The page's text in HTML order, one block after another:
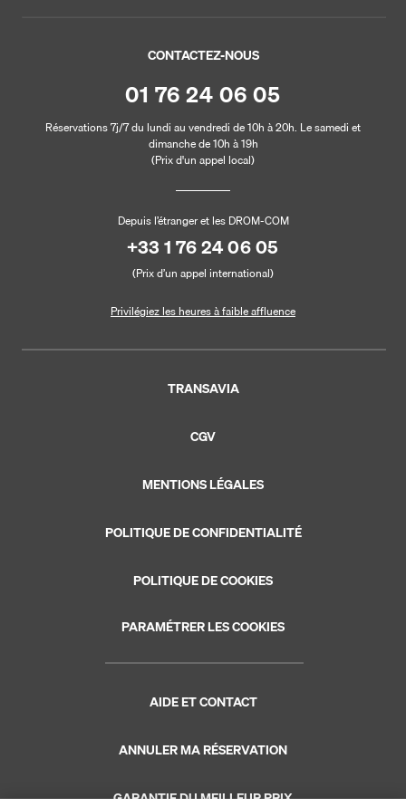
CONTACTEZ-NOUS
01 76 24 06 05
Réservations 7j/7 du lundi au vendredi de 10h à 20h. Le samedi et
dimanche de 10h à 19h
(Prix d'un appel local)
Depuis l’étranger et les DROM-COM
+33 1 76 24 06 05
(Prix d’un appel international)
Privilégiez les heures à faible affluence
TRANSAVIA
CGV
MENTIONS LÉGALES
POLITIQUE DE CONFIDENTIALITÉ
POLITIQUE DE COOKIES
PARAMÉTRER LES COOKIES
AIDE ET CONTACT
ANNULER MA RÉSERVATION
GARANTIE DU MEILLEUR PRIX